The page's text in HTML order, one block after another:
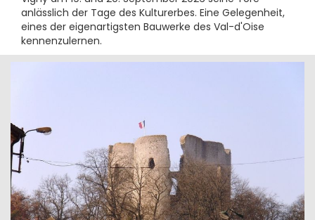
anlässlich der Tage des Kulturerbes. Eine Gelegenheit,
eines der eigenartigsten Bauwerke des Val-d'Oise
kennenzulernen.